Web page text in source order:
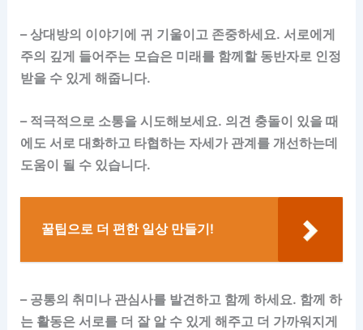
– 상대방의 이야기에 귀 기울이고 존중하세요. 서로에게
주의 깊게 들어주는 모습은 미래를 함께할 동반자로 인정
받을 수 있게 해줍니다.
– 적극적으로 소통을 시도해보세요. 의견 충돌이 있을 때
에도 서로 대화하고 타협하는 자세가 관계를 개선하는데
도움이 될 수 있습니다.
꿀팁으로 더 편한 일상 만들기!
– 공통의 취미나 관심사를 발견하고 함께 하세요. 함께 하
는 활동은 서로를 더 잘 알 수 있게 해주고 더 가까워지게